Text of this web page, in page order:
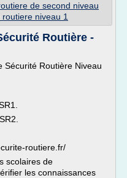
de second niveau
niveau 1
Routière -
Sécurité Routière Niveau
routiere.fr/
scolaires de
les connaissances